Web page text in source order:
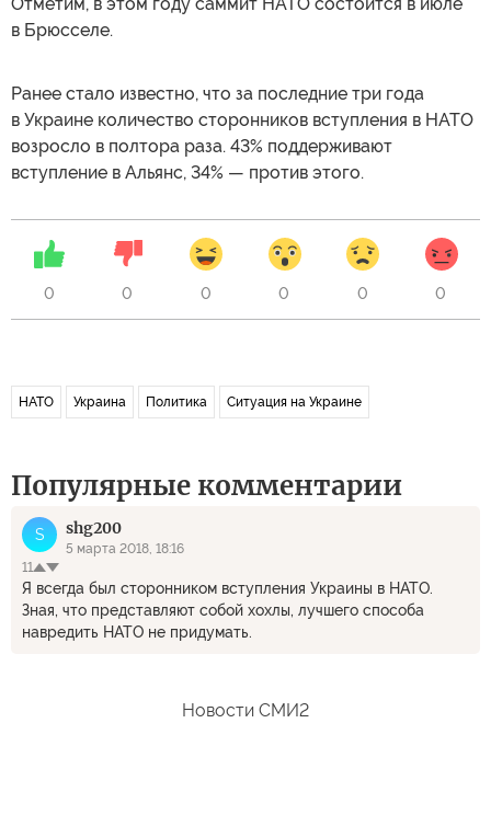
в Брюсселе.
Ранее стало известно, что за последние три года
в Украине количество сторонников вступления в НАТО
возросло в полтора раза. 43% поддерживают
вступление в Альянс, 34% — против этого.
0 0 0 0 0 0
НАТО Украина Политика Ситуация на Украине
Популярные комментарии
S shg200
5 марта 2018, 18:16
11
Я всегда был сторонником вступления Украины в НАТО.
Зная, что представляют собой хохлы, лучшего способа
навредить НАТО не придумать.
Новости СМИ2